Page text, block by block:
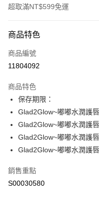
超取滿NT$599免運
信用卡一次付款
超商取貨付款
Apple Pay
街口支付
全盈+PAY
ATM付款
商品特色
商品編號
11804092
商品特色
保存期限：
Glad2Glow~嘟嘟水潤護
Glad2Glow~嘟嘟水潤護
Glad2Glow~嘟嘟水潤護
Glad2Glow~嘟嘟水潤護
銷售重點
S00030580